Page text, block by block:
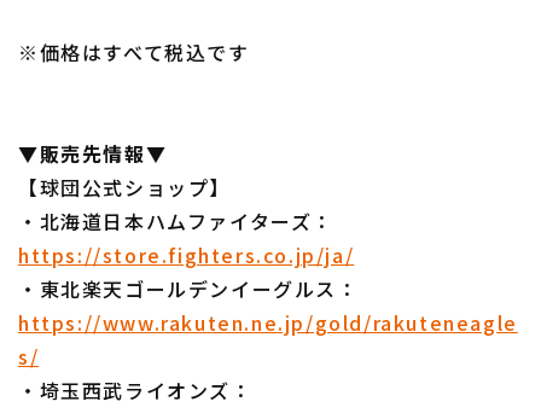
※価格はすべて税込です
▼販売先情報▼
【球団公式ショップ】
・北海道日本ハムファイターズ：
https://store.fighters.co.jp/ja/
・東北楽天ゴールデンイーグルス：
https://www.rakuten.ne.jp/gold/rakuteneagle
s/
・埼玉西武ライオンズ：